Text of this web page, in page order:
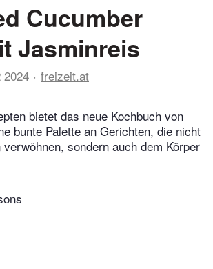
Cucumber
Jasminreis
2024 freizeit.at
bietet das neue Kochbuch von
bunte Palette an Gerichten, die nicht
verwöhnen, sondern auch dem Körper